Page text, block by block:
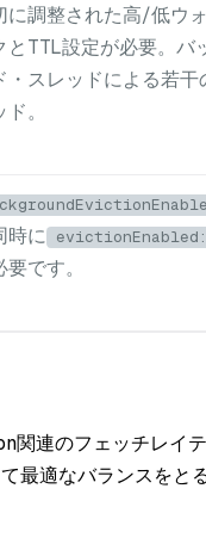
に調整された高/低ウ
とTTL設定が必要。バ
・スレッドによる若干
。
時に
要です。
関連のフェッチレイ
最適なバランスをと